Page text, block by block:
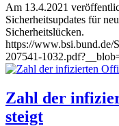
Am 13.4.2021
Sicherheitsupdates für
Sicherheitslücken.
https://www.bsi.bund.de/
207541-
Zahl der
steigt